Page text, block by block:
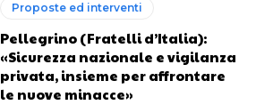
Proposte ed interventi
Pellegrino (Fratelli d’Italia):
«Sicurezza nazionale e vigilanza
privata, insieme per affrontare
le nuove minacce»